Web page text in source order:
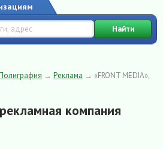
Найти
→ Реклама → «FRONT MEDIA»,
компания